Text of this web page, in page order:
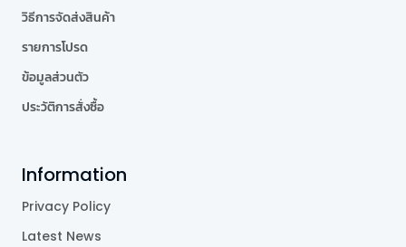
วิธีการจัดส่งสินค้า
รายการโปรด
ข้อมูลส่วนตัว
ประวัติการสั่งซื้อ
Information
Privacy Policy
Latest News